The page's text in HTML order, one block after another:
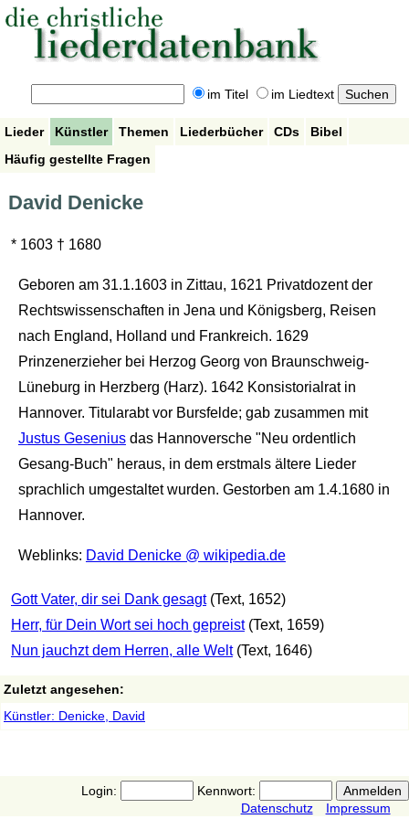
im Titel im Liedtext
Lieder Künstler Themen Liederbücher CDs
Bibel
Häufig gestellte Fragen
David Denicke
* 1603 † 1680
Geboren am 31.1.1603 in Zittau, 1621 Privatdozent der
Rechtswissenschaften in Jena und Königsberg, Reisen
nach England, Holland und Frankreich. 1629
Prinzenerzieher bei Herzog Georg von Braunschweig-
Lüneburg in Herzberg (Harz). 1642 Konsistorialrat in
Hannover. Titularabt vor Bursfelde; gab zusammen mit
Justus Geseniusdas Hannoversche "Neu ordentlich
Gesang-Buch" heraus, in dem erstmals ältere Lieder
sprachlich umgestaltet wurden. Gestorben am 1.4.1680 in
Hannover.
Weblinks: David Denicke @ wikipedia.de
Gott Vater, dir sei Dank gesagt (Text, 1652)
Herr, für Dein Wort sei hoch gepreist (Text, 1659)
Nun jauchzt dem Herren, alle Welt (Text, 1646)
Zuletzt angesehen:
Künstler: Denicke, David
Login:
Kennwort:
Datenschutz
Impressum